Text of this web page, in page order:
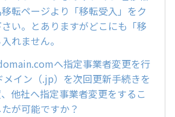
転ページより「移転受入」をク
い。とありますがどこにも「移
れません。
へ指定事業者変更を行
メイン（.jp）を次回更新手続きを
他社へ指定事業者変更をするこ
が可能ですか？